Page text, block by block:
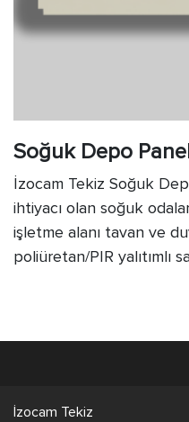
Soğuk Depo
İzocam Tekiz Soğuk
ihtiyacı olan soğuk
işletme alanı tavan ve
poliüretan/PIR yalıtımlı
İzocam Tekiz